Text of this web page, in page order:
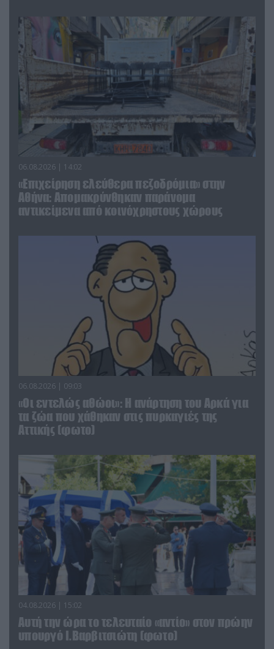
06.08.2026 | 14:02
«Επιχείρηση ελεύθερα πεζοδρόμια» στην
Αθήνα: Απομακρύνθηκαν παράνομα
αντικείμενα από κοινόχρηστους χώρους
06.08.2026 | 09:03
«Οι εντελώς αθώοι»: Η ανάρτηση του Αρκά για
τα ζώα που χάθηκαν στις πυρκαγιές της
Αττικής (φωτο)
04.08.2026 | 15:02
Αυτή την ώρα το τελευταίο «αντίο» στον πρώην
υπουργό Ι.Βαρβιτσιώτη (φωτο)